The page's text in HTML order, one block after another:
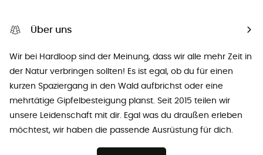
Über uns
Wir bei Hardloop sind der Meinung, dass wir alle mehr Zeit in
der Natur verbringen sollten! Es ist egal, ob du für einen
kurzen Spaziergang in den Wald aufbrichst oder eine
mehrtätige Gipfelbesteigung planst. Seit 2015 teilen wir
unsere Leidenschaft mit dir. Egal was du draußen erleben
möchtest, wir haben die passende Ausrüstung für dich.